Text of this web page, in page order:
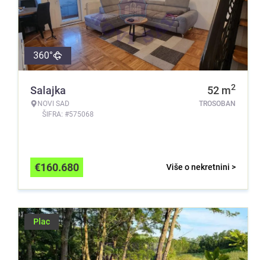
360°
Salajka
NOVI SAD
ŠIFRA: #575068
52 m2
TROSOBAN
Više o nekretnini >
€160.680
Plac